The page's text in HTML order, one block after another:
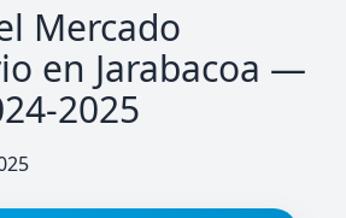
Mercado
en Jarabacoa —
2025